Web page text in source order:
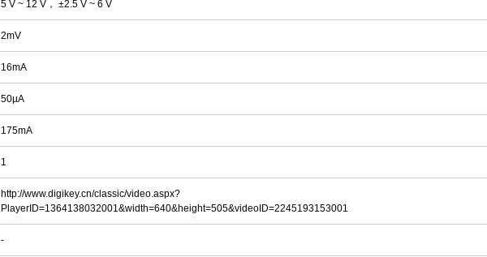
5 V ~ 12 V， ±2.5 V ~ 6 V
2mV
16mA
50µA
175mA
1
http://www.digikey.cn/classic/video.aspx?
PlayerID=1364138032001&width=640&height=505&videoID=2245193153001
-